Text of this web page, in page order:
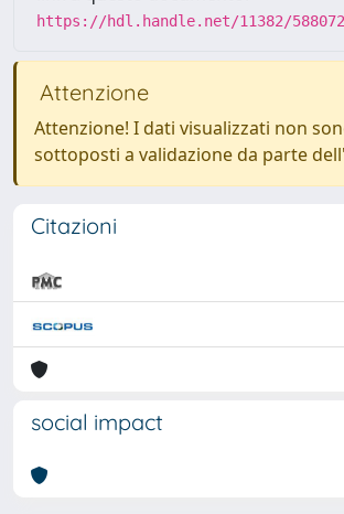
https://hdl.handle.net/11382/588072
Attenzione
Attenzione! I dati visualizzati non
sottoposti a validazione da parte
Citazioni
social impact